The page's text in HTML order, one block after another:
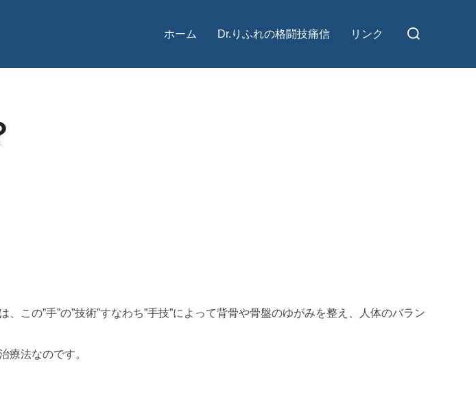
ホーム Dr.りふれの格闘技痛信 リンク
検
この”手”の”技術”すなわち”手技”によって背骨や骨盤のゆがみを整え、人体のバラン
療法なのです。